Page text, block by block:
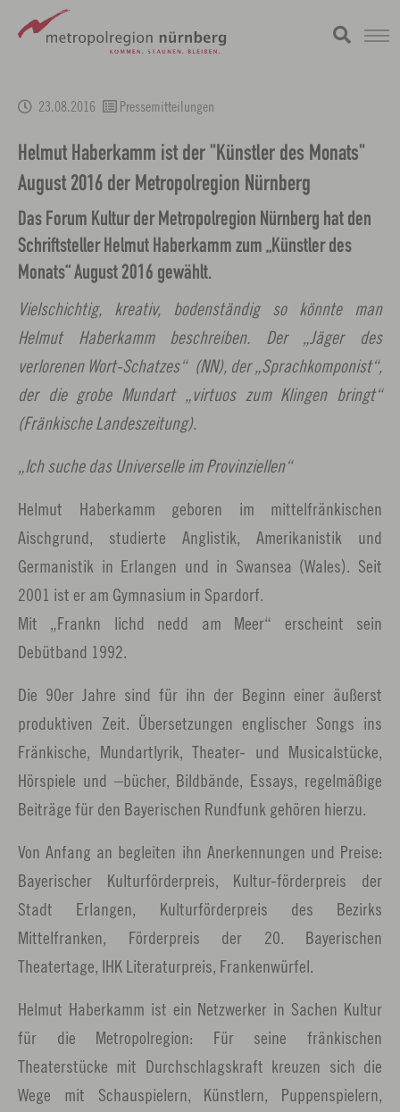
Hauptinhalt
23.08.2016 Pressemitteilungen
Helmut Haberkamm ist der "Künstler des Monats"
August 2016 der Metropolregion Nürnberg
Das Forum Kultur der Metropolregion Nürnberg hat den
Schriftsteller Helmut Haberkamm zum „Künstler des
Monats“ August 2016 gewählt.
Vielschichtig, kreativ, bodenständig so könnte man
Helmut Haberkamm beschreiben. Der „Jäger des
verlorenen Wort-Schatzes“ (NN), der „Sprachkomponist“,
der die grobe Mundart „virtuos zum Klingen bringt“
(Fränkische Landeszeitung).
„Ich suche das Universelle im Provinziellen“
Helmut Haberkamm geboren im mittelfränkischen
Aischgrund, studierte Anglistik, Amerikanistik und
Germanistik in Erlangen und in Swansea (Wales). Seit
2001 ist er am Gymnasium in Spardorf.
Mit „Frankn lichd nedd am Meer“ erscheint sein
Debütband 1992.
Die 90er Jahre sind für ihn der Beginn einer äußerst
produktiven Zeit. Übersetzungen englischer Songs ins
Fränkische, Mundartlyrik, Theater- und Musicalstücke,
Hörspiele und –bücher, Bildbände, Essays, regelmäßige
Beiträge für den Bayerischen Rundfunk gehören hierzu.
Von Anfang an begleiten ihn Anerkennungen und Preise:
Bayerischer Kulturförderpreis, Kultur-förderpreis der
Stadt Erlangen, Kulturförderpreis des Bezirks
Mittelfranken, Förderpreis der 20. Bayerischen
Theatertage, IHK Literaturpreis, Frankenwürfel.
Helmut Haberkamm ist ein Netzwerker in Sachen Kultur
für die Metropolregion: Für seine fränkischen
Theaterstücke mit Durchschlagskraft kreuzen sich die
Wege mit Schauspielern, Künstlern, Puppenspielern,